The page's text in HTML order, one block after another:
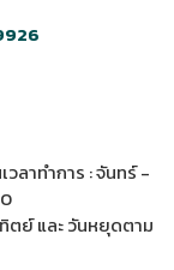
วลาทำการ : จันทร์ -
ตย์ และ วันหยุดตาม